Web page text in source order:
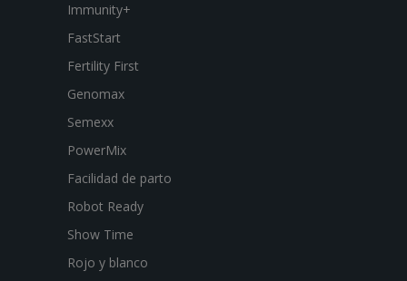
Immunity+
FastStart
Fertility First
Genomax
Semexx
PowerMix
Facilidad de parto
Robot Ready
Show Time
Rojo y blanco